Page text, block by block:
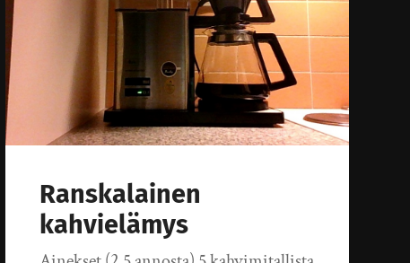
Ranskalainen
kahvielämys